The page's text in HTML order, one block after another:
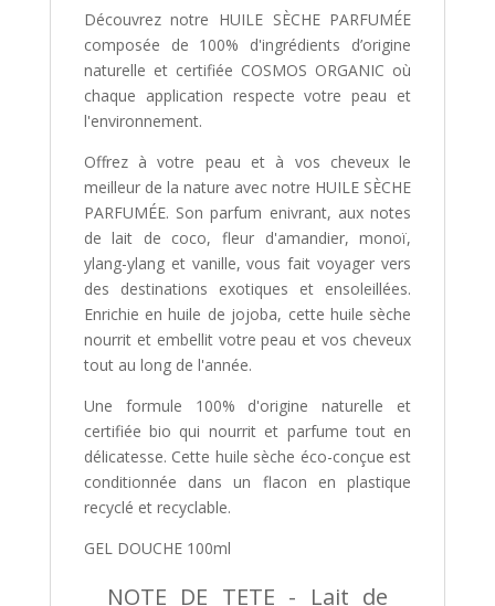
Découvrez notre HUILE SÈCHE PARFUMÉE
composée de 100% d'ingrédients d’origine
naturelle et certifiée COSMOS ORGANIC où
chaque application respecte votre peau et
l'environnement.
Offrez à votre peau et à vos cheveux le
meilleur de la nature avec notre HUILE SÈCHE
PARFUMÉE. Son parfum enivrant, aux notes
de lait de coco, fleur d'amandier, monoï,
ylang-ylang et vanille, vous fait voyager vers
des destinations exotiques et ensoleillées.
Enrichie en huile de jojoba, cette huile sèche
nourrit et embellit votre peau et vos cheveux
tout au long de l'année.
Une formule 100% d'origine naturelle et
certifiée bio qui nourrit et parfume tout en
délicatesse. Cette huile sèche éco-conçue est
conditionnée dans un flacon en plastique
recyclé et recyclable.
GEL DOUCHE 100ml
NOTE DE TETE - Lait de